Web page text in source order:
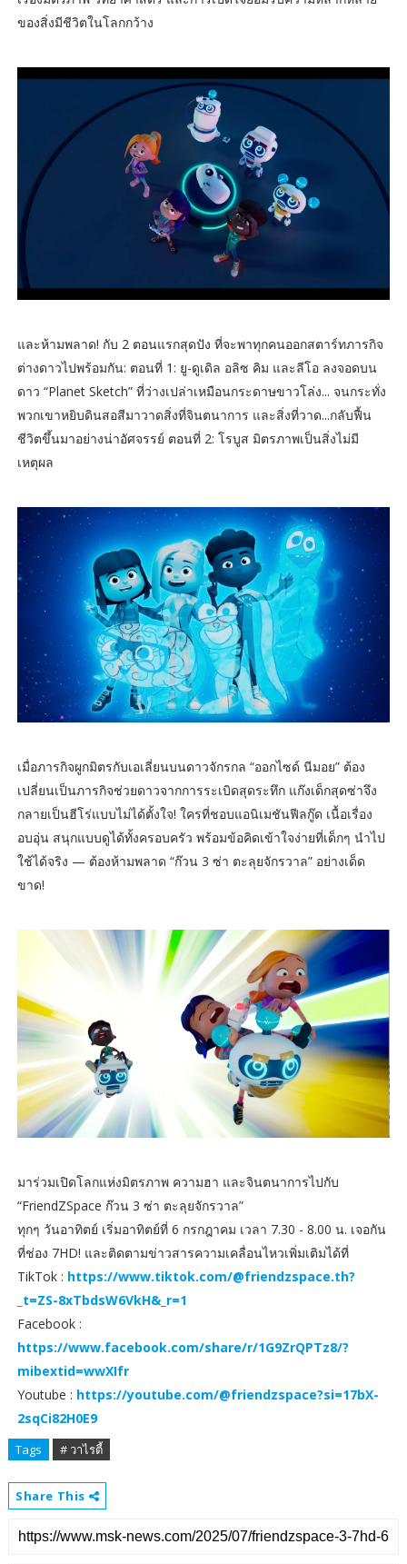
ของสิ่งมีชีวิตในโลกกว้าง
และห้ามพลาด! กับ 2 ตอนแรกสุดปัง ที่จะพาทุกคนออกสตาร์ทภารกิจ
ต่างดาวไปพร้อมกัน: ตอนที่ 1: ยู-ดูเดิล อลิซ คิม และลีโอ ลงจอดบน
ดาว “Planet Sketch” ที่ว่างเปล่าเหมือนกระดาษขาวโล่ง... จนกระทั่ง
พวกเขาหยิบดินสอสีมาวาดสิ่งที่จินตนาการ และสิ่งที่วาด...กลับฟื้น
ชีวิตขึ้นมาอย่างน่าอัศจรรย์ ตอนที่ 2: โรบูส มิตรภาพเป็นสิ่งไม่มี
เหตุผล
เมื่อภารกิจผูกมิตรกับเอเลี่ยนบนดาวจักรกล “ออกไซด์ นีมอย” ต้อง
เปลี่ยนเป็นภารกิจช่วยดาวจากการระเบิดสุดระทึก แก๊งเด็กสุดซ่าจึง
กลายเป็นฮีโร่แบบไม่ได้ตั้งใจ! ใครที่ชอบแอนิเมชันฟีลกู๊ด เนื้อเรื่อง
อบอุ่น สนุกแบบดูได้ทั้งครอบครัว พร้อมข้อคิดเข้าใจง่ายที่เด็กๆ นำไป
ใช้ได้จริง — ต้องห้ามพลาด “ก๊วน 3 ซ่า ตะลุยจักรวาล” อย่างเด็ด
ขาด!
มาร่วมเปิดโลกแห่งมิตรภาพ ความฮา และจินตนาการไปกับ
“FriendZSpace ก๊วน 3 ซ่า ตะลุยจักรวาล”
ทุกๆ วันอาทิตย์ เริ่มอาทิตย์ที่ 6 กรกฎาคม เวลา 7.30 - 8.00 น. เจอกัน
ที่ช่อง 7HD! และติดตามข่าวสารความเคลื่อนไหวเพิ่มเติมได้ที่
TikTok : https://www.tiktok.com/@friendzspace.th?
_t=ZS-8xTbdsW6VkH&_r=1
Facebook :
https://www.facebook.com/share/r/1G9ZrQPTz8/?
mibextid=wwXIfr
Youtube : https://youtube.com/@friendzspace?si=17bX-
2sqCi82H0E9
Tags # วาไรตี้
Share This